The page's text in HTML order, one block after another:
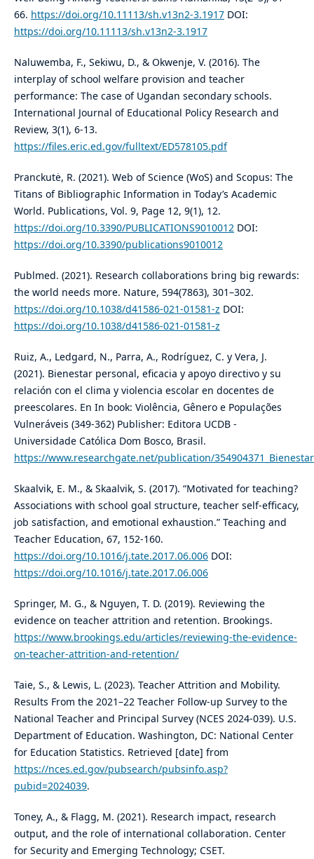
66. https://doi.org/10.11113/sh.v13n2-3.1917DOI:
https://doi.org/10.11113/sh.v13n2-3.1917
Naluwemba, F., Sekiwu, D., & Okwenje, V. (2016). The
interplay of school welfare provision and teacher
performance: The case of Ugandan secondary schools.
International Journal of Educational Policy Research and
Review, 3(1), 6-13.
https://files.eric.ed.gov/fulltext/ED578105.pdf
Pranckutė, R. (2021). Web of Science (WoS) and Scopus: The
Titans of Bibliographic Information in Today’s Academic
World. Publications, Vol. 9, Page 12, 9(1), 12.
https://doi.org/10.3390/PUBLICATIONS9010012 DOI:
https://doi.org/10.3390/publications9010012
Publmed. (2021). Research collaborations bring big rewards:
the world needs more. Nature, 594(7863), 301–302.
https://doi.org/10.1038/d41586-021-01581-z DOI:
https://doi.org/10.1038/d41586-021-01581-z
Ruiz, A., Ledgard, N., Parra, A., Rodríguez, C. y Vera, J.
(2021). Bienestar personal, eficacia y apoyo directivo y su
relación con el clima y violencia escolar en docentes de
preescolares. En In book: Violência, Gênero e Populações
Vulneráveis (349-362) Publisher: Editora UCDB -
Universidade Católica Dom Bosco, Brasil.
https://www.researchgate.net/publication/
Skaalvik, E. M., & Skaalvik, S. (2017). “Motivated for teaching?
Associations with school goal structure, teacher self-efficacy,
job satisfaction, and emotional exhaustion.” Teaching and
Teacher Education, 67, 152-160.
https://doi.org/10.1016/j.tate.2017.06.006DOI:
https://doi.org/10.1016/j.tate.2017.06.006
Springer, M. G., & Nguyen, T. D. (2019). Reviewing the
evidence on teacher attrition and retention. Brookings.
https://www.brookings.edu/articles/reviewing-the-evidence-
on-teacher-attrition-and-retention/
Taie, S., & Lewis, L. (2023). Teacher Attrition and Mobility.
Results From the 2021–22 Teacher Follow-up Survey to the
National Teacher and Principal Survey (NCES 2024-039). U.S.
Department of Education. Washington, DC: National Center
for Education Statistics. Retrieved [date] from
https://nces.ed.gov/pubsearch/pubsinfo.asp?
pubid=2024039.
Toney, A., & Flagg, M. (2021). Research impact, research
output, and the role of international collaboration. Center
for Security and Emerging Technology; CSET.